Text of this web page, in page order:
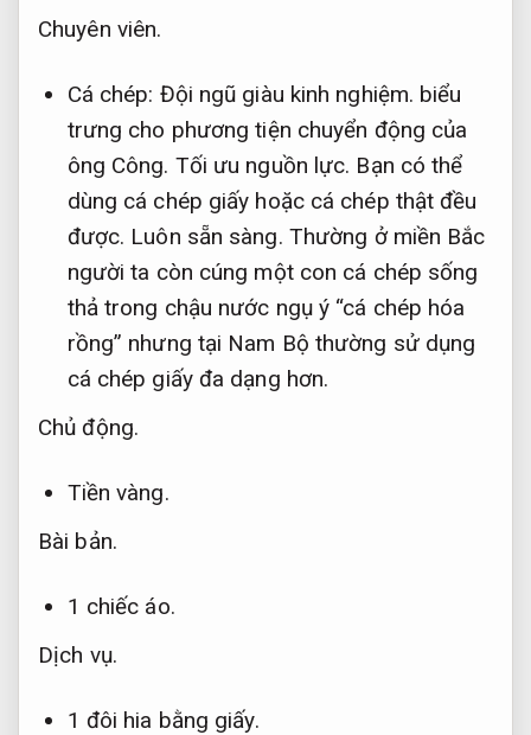
Chuyên viên.
Cá chép: Đội ngũ giàu kinh nghiệm. biểu
trưng cho phương tiện chuyển động của
ông Công. Tối ưu nguồn lực. Bạn có thể
dùng cá chép giấy hoặc cá chép thật đều
được. Luôn sẵn sàng. Thường ở miền Bắc
người ta còn cúng một con cá chép sống
thả trong chậu nước ngụ ý “cá chép hóa
rồng” nhưng tại Nam Bộ thường sử dụng
cá chép giấy đa dạng hơn.
Chủ động.
Tiền vàng.
Bài bản.
1 chiếc áo.
Dịch vụ.
1 đôi hia bằng giấy.